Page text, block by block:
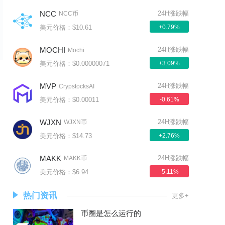
NCC NCC币
美元价格：$10.61
24H涨跌幅
+0.79%
MOCHI Mochi
美元价格：$0.00000071
24H涨跌幅
+3.09%
MVP CrypstocksAI
美元价格：$0.00011
24H涨跌幅
-0.61%
WJXN WJXN币
美元价格：$14.73
24H涨跌幅
+2.76%
MAKK MAKK币
美元价格：$6.94
24H涨跌幅
-5.11%
热门资讯 更多+
币圈是怎么运行的